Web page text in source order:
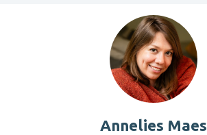
Annelies Maes